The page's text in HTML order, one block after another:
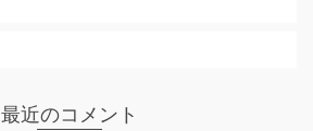
最近のコメント